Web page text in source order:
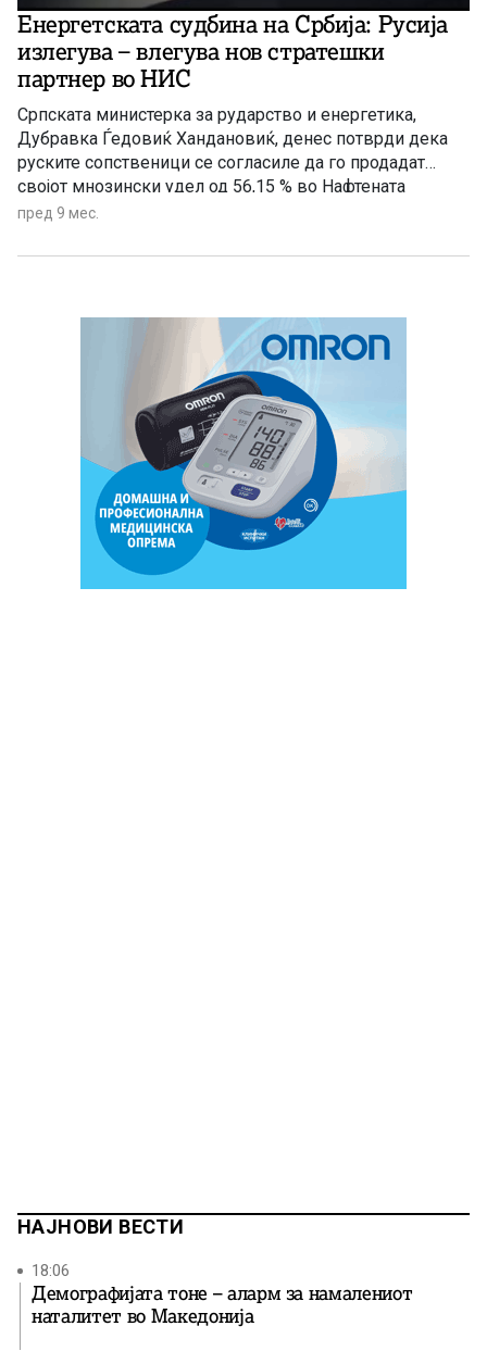
Енергетската судбина на Србија: Русија
излегува – влегува нов стратешки
партнер во НИС
Српската министерка за рударство и енергетика,
Дубравка Ѓедовиќ Хандановиќ, денес потврди дека
руските сопственици се согласиле да го продадат
својот мнозински удел од 56,15 % во Нафтената
индустрија на Србија (НИС)
пред 9 мес.
НАЈНОВИ ВЕСТИ
18:06
Демографијата тоне – аларм за намалениот
наталитет во Македонија